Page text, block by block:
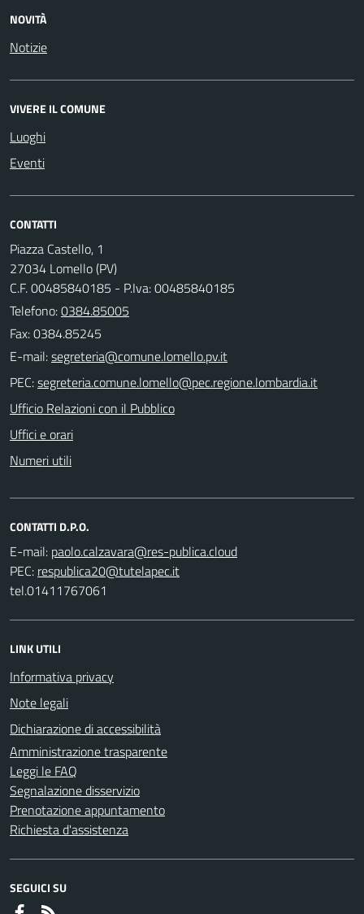
NOVITÀ
Notizie
VIVERE IL COMUNE
Luoghi
Eventi
CONTATTI
Piazza Castello, 1
27034 Lomello (PV)
C.F. 00485840185 - P.Iva: 00485840185
Telefono:0384.85005
Fax: 0384.85245
E-mail:
PEC:
Ufficio Relazioni con il Pubblico
Uffici e orari
Numeri utili
CONTATTI D.P.O.
E-mail:
PEC:
tel.01411767061
LINK UTILI
Informativa privacy
Note legali
Dichiarazione di accessibilità
Amministrazione trasparente
Leggi le FAQ
Segnalazione disservizio
Prenotazione appuntamento
Richiesta d'assistenza
SEGUICI SU